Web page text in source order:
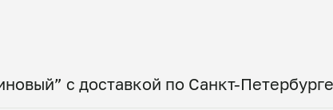
с доставкой по Санкт-